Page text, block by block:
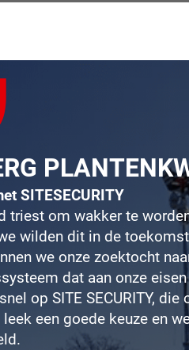
SITESECURITY
triest om wakker te
wilden dit in de
we onze zoektocht
dat aan onze eisen
op SITE SECURITY,
een goede keuze en